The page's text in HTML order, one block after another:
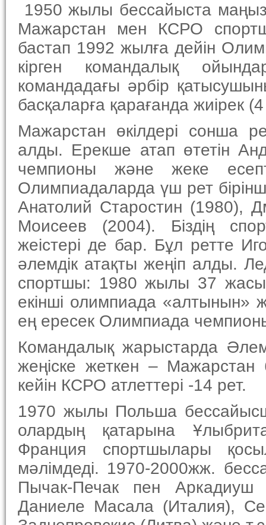
1950 жылы бессайыста
Мажарстан мен КСРО
бастап 1992 жылға дейін
кірген командалық
командадағы әрбір
басқаларға қарағанда жиірек
Мажарстан өкілдері сонша
алды. Ерекше атап өтетін
чемпионы және жеке
Олимпиадаларда үш рет
Анатолий Старостин (1980),
Моисеев (2004). Біздің
жеістері де бар. Бұл ретте
әлемдік атақты жеңіп алды.
спортшы: 1980 жылы 37
екінші олимпиада «алтынын»
ең ересек Олимпиада
Командалық жарыстарда
жеңіске жеткен –
кейін КСРО атлеттері -14 рет.
1970 жылы Польша
олардың қатарына
Франция спортшылары
мәлімдеді. 1970-2000жж.
Пычак-Печак пен
Даниеле Масала (Италия),